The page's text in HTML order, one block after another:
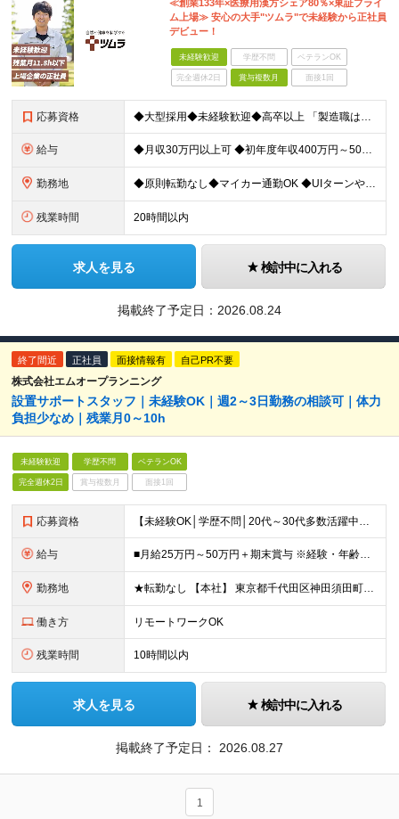
≪創業133年×医療用漢方シェア80％×東証プライ
ム上場≫ 安心の大手"ツムラ"で未経験から正社員
デビュー！
未経験歓迎 学歴不問 ベテランOK
完全週休2日 賞与複数月 面接1回
応募資格 ◆大型採用◆未経験歓迎◆高卒以上 「製造職は初めて…」という方でも大丈夫。 イチから丁寧にお教えしますのでご安心ください。 ＼こんなアナタにピッタリ／ ◎「人の健康に貢献したい」という想いがある
給与 ◆月収30万円以上可 ◆初年度年収400万円～500万円想定 月給21万7,080円～22万7,810円＋各種手当＋賞与年2回 ★「手当」や「賞与」が手厚いため、1年目未経験でも年収400万円以上
勤務地 ◆原則転勤なし◆マイカー通勤OK ◆UIターンや移住転職歓迎。Web面接実施中 ＜茨城工場＞ 茨城県稲敷郡阿見町吉原3586 ┗クリーンで働きやすいのが魅力です。 ★豊かな自然と便利な生活環境が調
残業時間 20時間以内
求人を見る 検討中に入れる
掲載終了予定日： 2026.08.24
終了間近 正社員 面接情報有 自己PR不要
株式会社エムオープランニング
設置サポートスタッフ｜未経験OK｜週2～3日勤務の相談可｜体力
負担少なめ｜残業月0～10h
未経験歓迎 学歴不問 ベテランOK
完全週休2日 賞与複数月 面接1回
応募資格 【未経験OK│学歴不問│20代～30代多数活躍中】 ◇基本的なPCスキルをお持ちの方（文字入力程度でOK） ＼接客・販売経験者が多数活躍中！／ 「人と関わる仕事が好き」 「立ち仕事から、長く働ける環
給与 ■月給25万円～50万円＋期末賞与 ※経験・年齢・スキルを考慮し決定します ※残業代は1分単位で全額支給します ※試用期間（3ヶ月）あり。期間中の給与・その他待遇に差異はありません
勤務地 ★転勤なし 【本社】 東京都千代田区神田須田町1－26 芝信神田ビル10F ※プロジェクト先は、通勤時間も考慮し相談の上決定しています ※出張は、首都圏の日帰りがメインなど相談が可能です！ ※（変
働き方 リモートワークOK
残業時間 10時間以内
求人を見る 検討中に入れる
掲載終了予定日： 2026.08.27
1